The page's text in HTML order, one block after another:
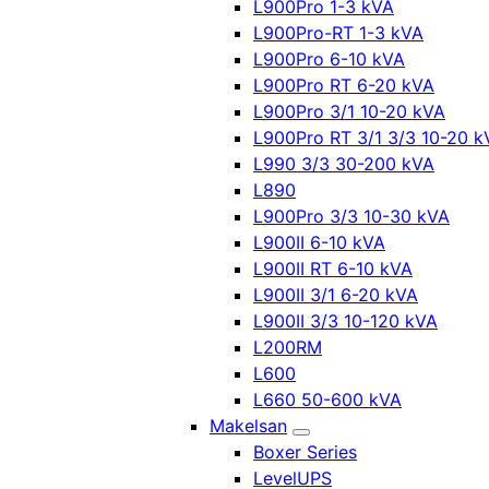
L900Pro 1-3 kVA
L900Pro-RT 1-3 kVA
L900Pro 6-10 kVA
L900Pro RT 6-20 kVA
L900Pro 3/1 10-20 kVA
L900Pro RT 3/1 3/3 10-20
L990 3/3 30-200 kVA
L890
L900Pro 3/3 10-30 kVA
L900II 6-10 kVA
L900II RT 6-10 kVA
L900II 3/1 6-20 kVA
L900II 3/3 10-120 kVA
L200RM
L600
L660 50-600 kVA
Makelsan
Boxer Series
LevelUPS